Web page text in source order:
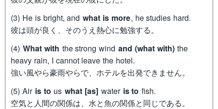
(3) He is bright, and what is more, he studies hard.
彼は頭が良く、そのうえ熱心に勉強する。
(4) What with the strong wind and (what with) the
heavy rain, I cannot leave the hotel.
強い風やら豪雨やらで、ホテルを出発できません。
(5) Air is to us what [as] water is to fish.
空気と人間の関係は、水と魚の関係と同じである。